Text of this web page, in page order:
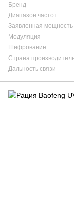
Бренд
Диапазон частот
Заявленная мощность
Модуляция
Шифрование
Страна
Дальность связи